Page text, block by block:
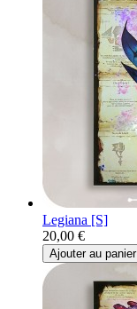
Legiana [S]
20,00 €
Ajouter au panier